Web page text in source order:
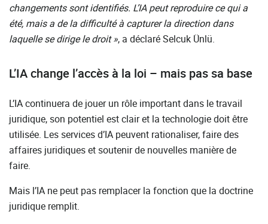
changements sont identifiés. L’IA peut reproduire ce qui a
été, mais a de la difficulté à capturer la direction dans
laquelle se dirige le droit», a déclaré Selcuk Ünlü.
L’IA change l’accès à la loi – mais pas sa base
L’IA continuera de jouer un rôle important dans le travail
juridique, son potentiel est clair et la technologie doit être
utilisée. Les services d’IA peuvent rationaliser, faire des
affaires juridiques et soutenir de nouvelles manière de
faire.
Mais l’IA ne peut pas remplacer la fonction que la doctrine
juridique remplit.